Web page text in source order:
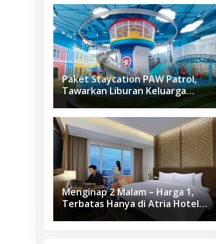
Paket Staycation PAW Patrol,
Tawarkan Liburan Keluarga
Menyenangkan Hanya di Herloom
Hotel BSD
Menginap 2 Malam – Harga 1,
Terbatas Hanya di Atria Hotel